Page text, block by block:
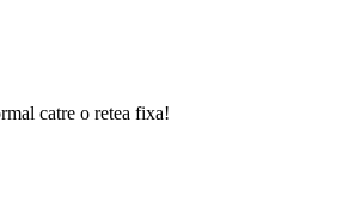
catre o retea fixa!